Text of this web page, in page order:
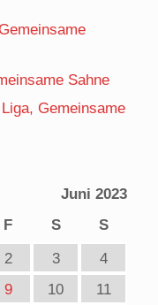
Sahne
Gemeinsame
Juni 2023
F S
S
2 3
4
9 10
11